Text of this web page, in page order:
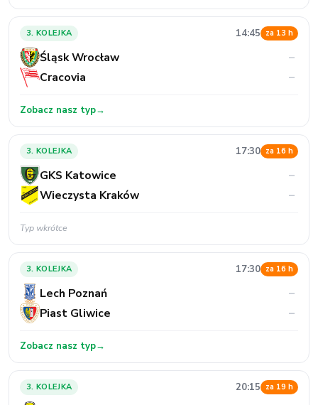
3. KOLEJKA 14:45 za 13 h
Śląsk Wrocław
–
Cracovia
–
Zobacz nasz typ→
3. KOLEJKA 17:30 za 16 h
GKS Katowice
–
Wieczysta Kraków
–
Typ wkrótce
3. KOLEJKA 17:30 za 16 h
Lech Poznań
–
Piast Gliwice
–
Zobacz nasz typ→
3. KOLEJKA 20:15 za 19 h